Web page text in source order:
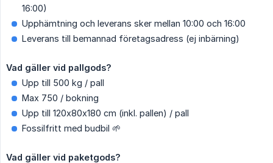
16:00)
Upphämtning och leverans sker mellan 10:00 och 16:00
Leverans till bemannad företagsadress (ej inbärning)
Vad gäller vid pallgods?
Upp till 500 kg / pall
Max 750 / bokning
Upp till 120x80x180 cm (inkl. pallen) / pall
Fossilfritt med budbil 🌱
Vad gäller vid paketgods?